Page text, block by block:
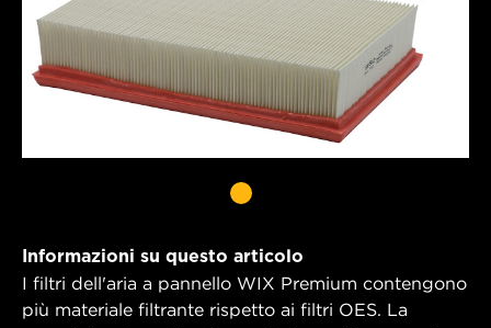
Informazioni su questo articolo
I filtri dell'aria a pannello WIX Premium contengono
più materiale filtrante rispetto ai filtri OES. La